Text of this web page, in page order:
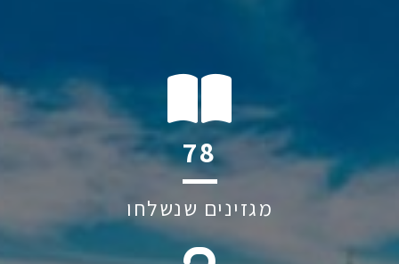
114
מגזינים שנשלחו